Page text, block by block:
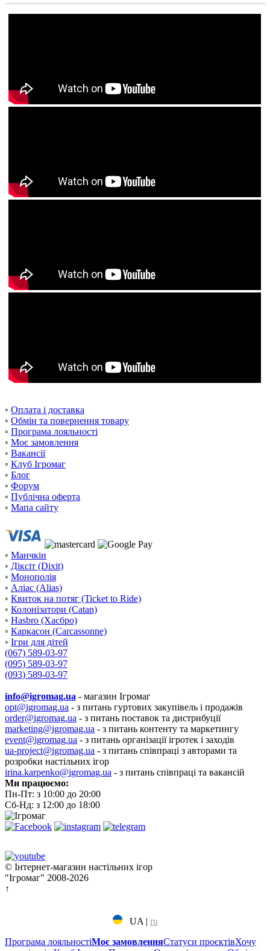
◦ Оплата і доставка
◦ Обмін та повернення товару
◦ Програма лояльності
◦ Моє замовлення
◦ Вакансії
◦ Клуб Ігромаг
◦ Блог
◦ Форум
◦ Публічна оферта
◦ Мапа сайту
◦ Манчкін
◦ Діксіт (Dixit)
◦ Монополія
◦ Аліас (Alias)
◦ Квиток на потяг (Ticket to Ride)
◦ Колонізатори (Catan)
◦ Hasbro (Хасбро)
◦ Каркасон (Carcassonne)
◦ Ігри для дітей
(067) 589-03-97
(095) 589-03-97
(093) 589-03-97
info@igromag.ua - магазин Ігромаг
opt@igromag.ua - з питань гуртових закупівель і продажів
order@igromag.ua - з питань поставок та дистрибуції
marketing@igromag.ua - з питань контенту та маркетингу
event@igromag.ua - з питань організації ігротек і заходів
ua-project@igromag.ua - з питань співпраці з авторами та
розробки настільних ігор
irina.karpenko@igromag.ua - з питань співпраці та вакансій
Ми працюємо:
Пн-Пт: з 10:00 до 20:00
Сб-Нд: з 12:00 до 18:00
© Інтернет-магазин настільних ігор
"Ігромаг" 2008-2026
↑
UA | ru
Програма лояльностіМоє замовленняСтатуси проєктівХочу